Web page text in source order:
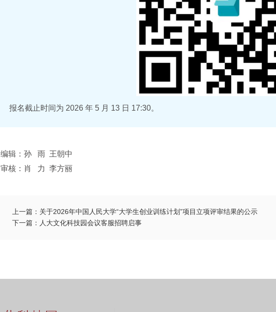
报名截止时间为 2026 年 5 月 13 日 17:30。
编辑：孙 雨 王朝中
审核：肖 力 李方丽
上一篇：关于2026年中国人民大学“大学生创业训练计划”项目立项评审结果的公示
下一篇：人大文化科技园会议客服招聘启事